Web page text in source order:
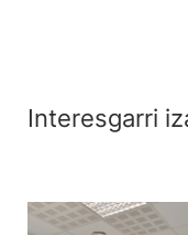
Interesgarri